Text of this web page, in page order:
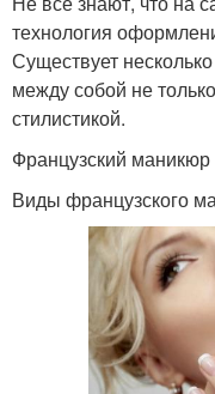
технология
Существует
между собой не
стилистикой.
Французский маникюр
Виды французского